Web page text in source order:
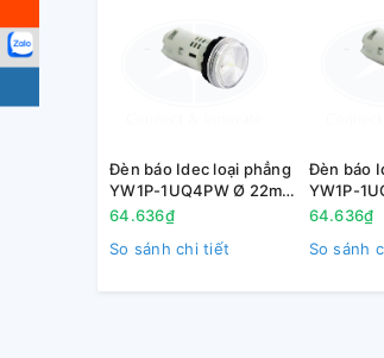
khả năng phản xạ ánh sáng bên
lòng cho khách hàng khi sử
2. Kích thước:
Đèn báo Idec loại phẳng
YW1P-1UQ4PW Ø 22mm
24V AC/DC màu trắng
64.636₫
So sánh chi tiết
Đèn báo
YW1P-
22mm
64.636₫
So sánh